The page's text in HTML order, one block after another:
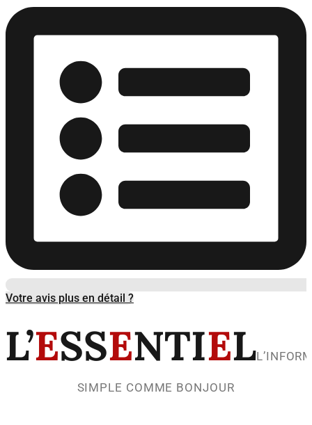
Votre avis plus en détail ?
L’ESSENTIEL
SIMPLE COMME BONJOUR